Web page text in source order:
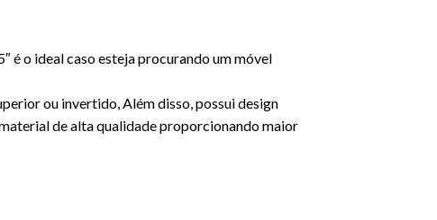
é o ideal caso esteja procurando um móvel
ou invertido, Além disso, possui design
de alta qualidade proporcionando maior